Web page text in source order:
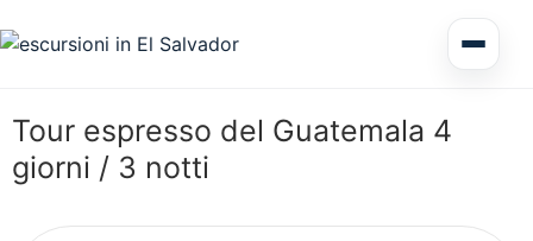
Circuiti America Centrale
Tour espresso del Guatemala 4
giorni / 3 notti